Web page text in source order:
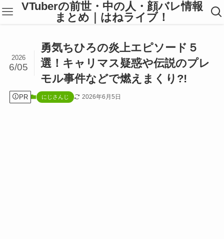
VTuberの前世・中の人・顔バレ情報
まとめ｜はねライブ！
勇気ちひろの炎上エピソード５
選！キャリマス疑惑や伝説のプレ
モル事件などで燃えまくり?!
2026
6/05
PR にじさんじ 2026年6月5日